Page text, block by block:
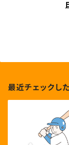
最近チェックし